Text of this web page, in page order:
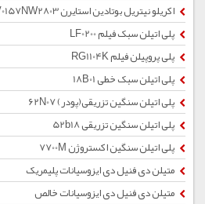
اکریلو نیتریل بوتادین استایرن SV0157NW2803
پلی اتیلن سبک فیلم LF0200
پلی پروپیلن فیلم RG1104K
پلی اتیلن سبک خطی 18B01
پلی اتیلن سنگین تزریقی(پودر) 62N07
پلی اتیلن سنگین تزریقی 52b18
پلی اتیلن سنگین اکستروژن 7700M
متیلن دی فنیل دی ایزوسیانات پلیمریک
متیلن دی فنیل دی ایزوسیانات خالص